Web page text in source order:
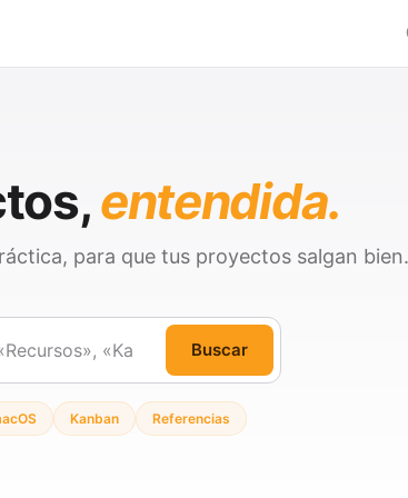
entendida.
para que tus proyectos salgan bien.
Buscar
Kanban Referencias